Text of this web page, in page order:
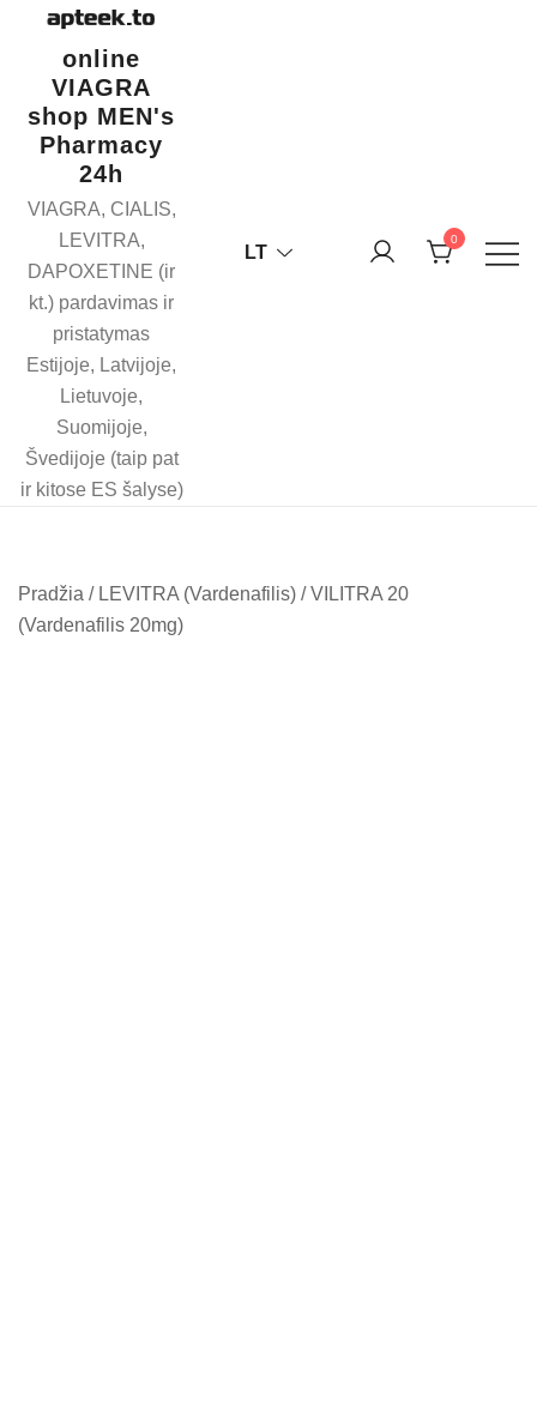
content
online
VIAGRA
shop MEN's
Pharmacy
24h
VIAGRA, CIALIS,
LEVITRA,
DAPOXETINE (ir
kt.) pardavimas ir
pristatymas
Estijoje, Latvijoje,
Lietuvoje,
Suomijoje,
Švedijoje (taip pat
ir kitose ES šalyse)
LT
0
Pradžia / LEVITRA (Vardenafilis) / VILITRA 20
(Vardenafilis 20mg)